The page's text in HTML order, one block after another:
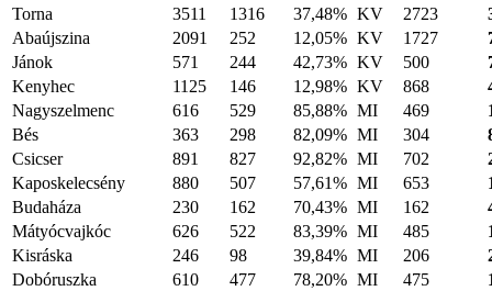
Torna
3511 1316 37,48% KV 2723
Abaújszina
2091 252 12,05% KV 1727
Jánok
571 244 42,73% KV 500
Kenyhec
1125 146 12,98% KV 868
Nagyszelmenc
616 529 85,88% MI 469
Bés
363 298 82,09% MI 304
Csicser
891 827 92,82% MI 702
Kaposkelecsény
880 507 57,61% MI 653
Budaháza
230 162 70,43% MI 162
Mátyócvajkóc
626 522 83,39% MI 485
Kisráska
246 98 39,84% MI 206
Dobóruszka
610 477 78,20% MI 475